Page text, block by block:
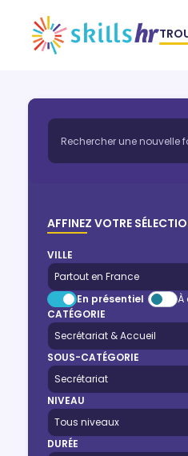
AFFINEZ VOTRE
VILLE
En présentiel
À
CATÉGORIE
SOUS-CATÉGORIE
NIVEAU
DURÉE